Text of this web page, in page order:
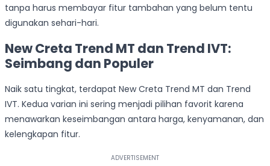
tanpa harus membayar fitur tambahan yang belum tentu
digunakan sehari-hari.
New Creta Trend MT dan Trend IVT:
Seimbang dan Populer
Naik satu tingkat, terdapat New Creta Trend MT dan Trend
IVT. Kedua varian ini sering menjadi pilihan favorit karena
menawarkan keseimbangan antara harga, kenyamanan, dan
kelengkapan fitur.